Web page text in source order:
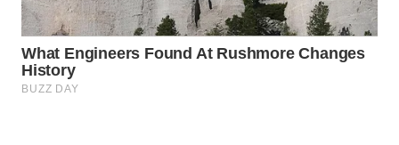
WAHANA
ADVOKAT
WAHANA